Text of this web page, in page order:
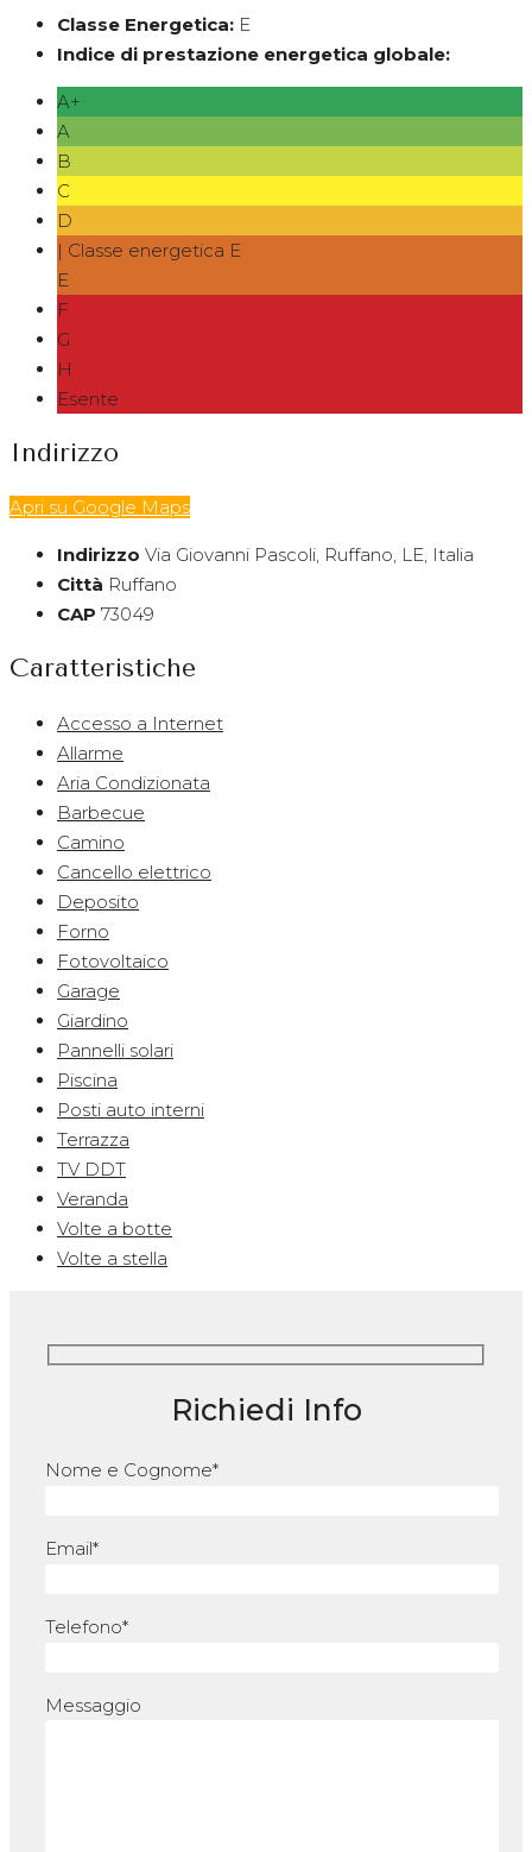
Classe Energetica: E
Indice di prestazione energetica globale:
A+
A
B
C
D
| Classe energetica E
E
F
G
H
Esente
Indirizzo
Apri su Google Maps
Indirizzo Via Giovanni Pascoli, Ruffano, LE, Italia
Città Ruffano
CAP 73049
Caratteristiche
Accesso a Internet
Allarme
Aria Condizionata
Barbecue
Camino
Cancello elettrico
Deposito
Forno
Fotovoltaico
Garage
Giardino
Pannelli solari
Piscina
Posti auto interni
Terrazza
TV DDT
Veranda
Volte a botte
Volte a stella
Richiedi Info
Nome e Cognome*
Email*
Telefono*
Messaggio